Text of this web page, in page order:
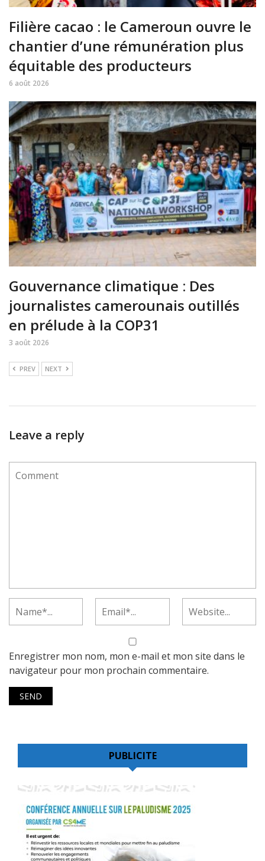
Filière cacao : le Cameroun ouvre le
chantier d’une rémunération plus
équitable des producteurs
6 août 2026
Gouvernance climatique : Des
journalistes camerounais outillés
en prélude à la COP31
3 août 2026
PREV NEXT
Leave a reply
Enregistrer mon nom, mon e-mail et mon site dans le
navigateur pour mon prochain commentaire.
PUBLICITE